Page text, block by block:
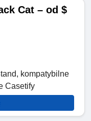
Cat – od $
kompatybilne
Casetify